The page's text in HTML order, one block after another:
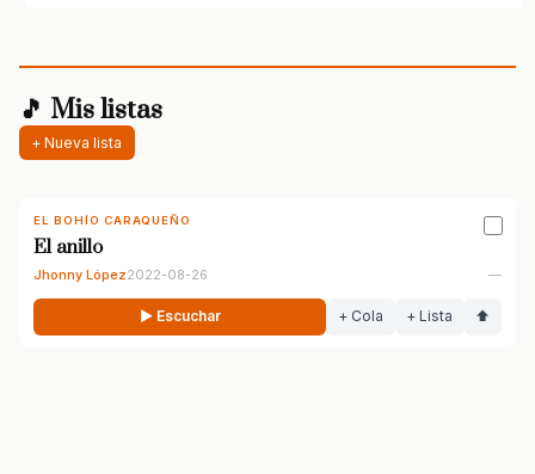
🎵 Mis listas
+ Nueva lista
EL BOHÍO CARAQUEÑO
El anillo
Jhonny López2022-08-26 —
▶ Escuchar + Cola + Lista ⬆